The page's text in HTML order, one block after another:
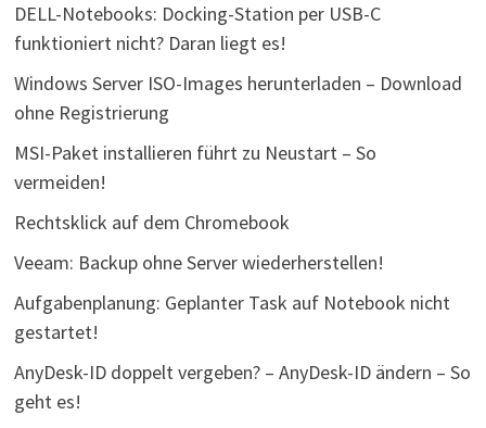
DELL-Notebooks: Docking-Station per USB-C
funktioniert nicht? Daran liegt es!
Windows Server ISO-Images herunterladen – Download
ohne Registrierung
MSI-Paket installieren führt zu Neustart – So
vermeiden!
Rechtsklick auf dem Chromebook
Veeam: Backup ohne Server wiederherstellen!
Aufgabenplanung: Geplanter Task auf Notebook nicht
gestartet!
AnyDesk-ID doppelt vergeben? – AnyDesk-ID ändern – So
geht es!